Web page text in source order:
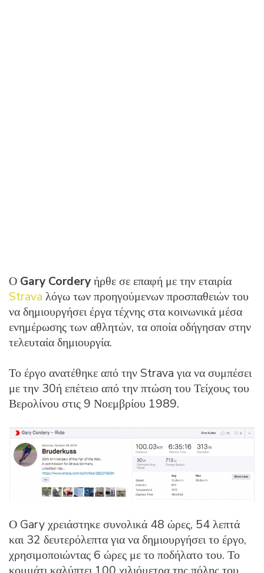
Ο Gary Corderyήρθε σε επαφή με την εταιρία
Strava λόγω των προηγούμενων προσπαθειών του
να δημιουργήσει έργα τέχνης στα κοινωνικά μέσα
ενημέρωσης των αθλητών, τα οποία οδήγησαν στην
τελευταία δημιουργία.
Το έργο ανατέθηκε από την Strava για να συμπέσει
με την 30ή επέτειο από την πτώση του Τείχους του
Βερολίνου στις 9 Νοεμβρίου 1989.
Ο Gary χρειάστηκε συνολικά 48 ώρες, 54 λεπτά
και 32 δευτερόλεπτα για να δημιουργήσει το έργο,
χρησιμοποιώντας 6 ώρες με το ποδήλατο του. Το